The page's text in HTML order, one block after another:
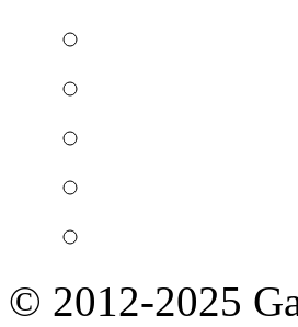
© 2012-2025